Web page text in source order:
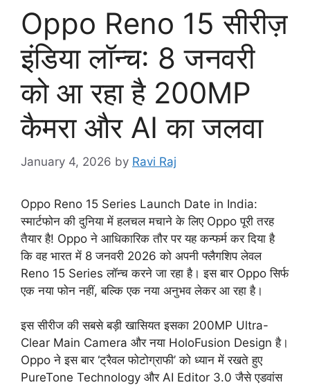
Oppo Reno 15 सीरीज़
इंडिया लॉन्च: 8 जनवरी
को आ रहा है 200MP
कैमरा और AI का जलवा
January 4, 2026 by Ravi Raj
Oppo Reno 15 Series Launch Date in India:
स्मार्टफोन की दुनिया में हलचल मचाने के लिए Oppo पूरी तरह
तैयार है! Oppo ने आधिकारिक तौर पर यह कन्फर्म कर दिया है
कि वह भारत में 8 जनवरी 2026 को अपनी फ्लैगशिप लेवल
Reno 15 Series लॉन्च करने जा रहा है। इस बार Oppo सिर्फ
एक नया फोन नहीं, बल्कि एक नया अनुभव लेकर आ रहा है।
इस सीरीज की सबसे बड़ी खासियत इसका 200MP Ultra-
Clear Main Camera और नया HoloFusion Design है।
Oppo ने इस बार ‘ट्रैवल फोटोग्राफी’ को ध्यान में रखते हुए
PureTone Technology और AI Editor 3.0 जैसे एडवांस